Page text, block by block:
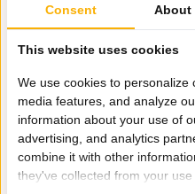
0162-
Ontvang de nieuwste
je niet spammen, beloofd.
Consent About
This website uses cookies
We use cookies to
media features, and analyze
information about your use of
advertising, and analytics
combine it with other
they've collected from your use